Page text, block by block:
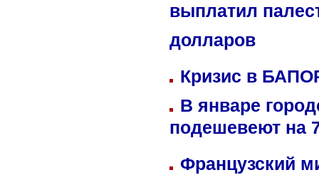
выплатил
долларов
Кризис в
В январе
подешевеют на
Французский